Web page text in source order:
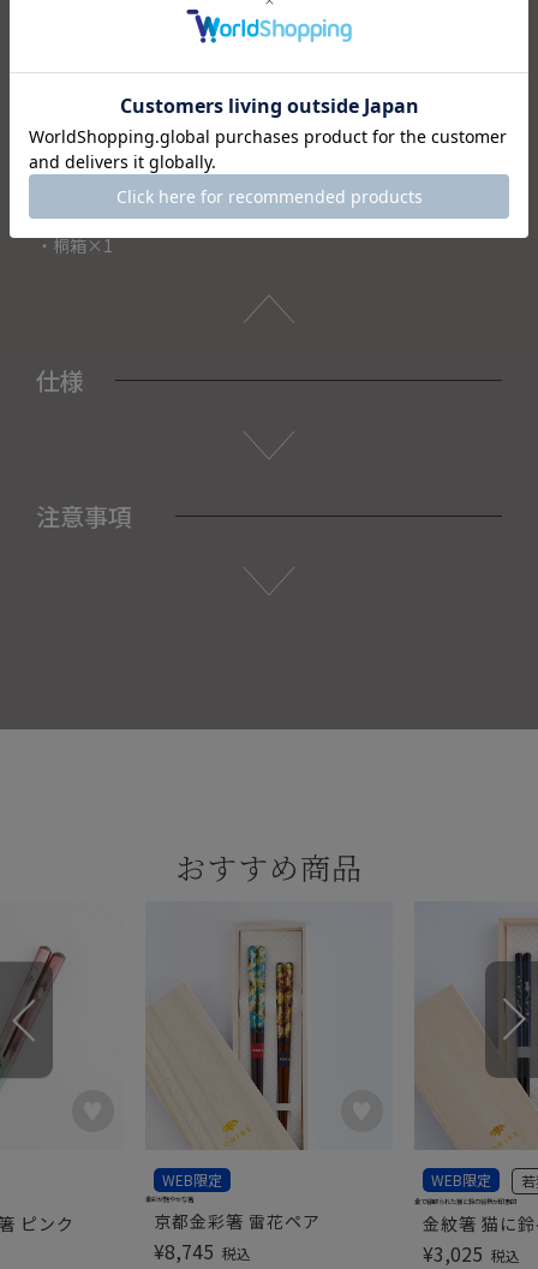
最適です。天然木のぬくもりを活かしつつ、家庭用食洗機に
対応した高い実用性も兼備。
出物や結婚祝い・新築祝い、お祝い返しなど、縁起物の贈り
物としてもおすすめです。
＜セット内容＞
・箸×2
・桐箱×1
仕様
注意事項
おすすめ商品
ピンク 京都金彩箸 雷花ペア
WEB限定
¥8,745 税込
金彩が艶やかな箸
金紋箸 猫に
WEB限定
¥3,025 税込
金で縁取られた猫と鈴の絵柄が印象的